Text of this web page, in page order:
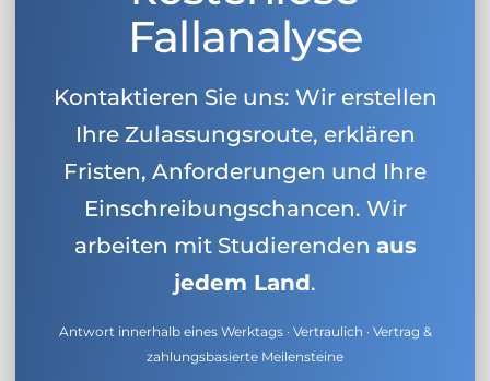
Fallanalyse
Kontaktieren Sie uns: Wir erstellen
Ihre Zulassungsroute, erklären
Fristen, Anforderungen und Ihre
Einschreibungschancen. Wir
arbeiten mit Studierenden aus
jedem Land.
Antwort innerhalb eines Werktags · Vertraulich · Vertrag &
zahlungsbasierte Meilensteine